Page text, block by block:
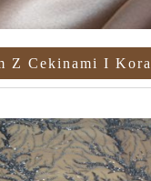
Z Cekinami I